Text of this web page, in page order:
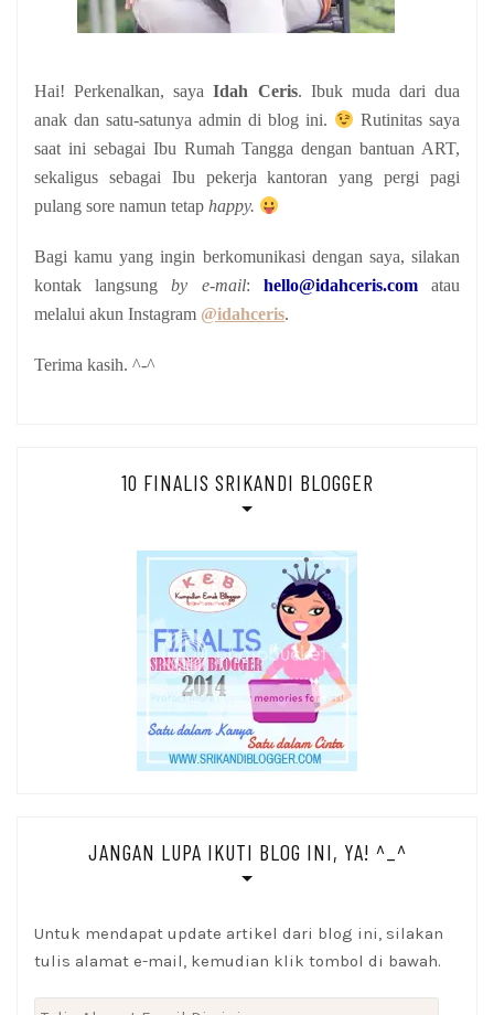
Hai! Perkenalkan, sayaIdah Ceris. Ibuk muda dari dua
anak dan satu-satunya admin di blog ini.
Rutinitas saya
saat ini sebagai Ibu Rumah Tangga dengan bantuan ART,
sekaligus sebagai Ibu pekerja kantoran yang pergi pagi
pulang sore namun tetap happy.
Bagi kamu yang ingin berkomunikasi dengan saya, silakan
kontak langsungby e-mail: hello@idahceris.com
atau
melalui akun Instagram @idahceris.
Terima kasih. ^-^
10 FINALIS SRIKANDI BLOGGER
JANGAN LUPA IKUTI BLOG INI, YA! ^_^
Untuk mendapat update artikel dari blog ini, silakan
tulis alamat e-mail, kemudian klik tombol di bawah.
Tulis